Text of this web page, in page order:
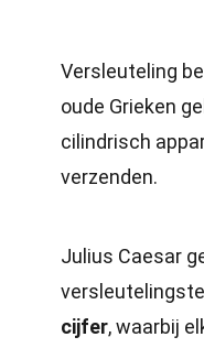
Versleuteling
oude Grieken
cilindrisch
verzenden.
Julius Caesar
cijfer, waarbij